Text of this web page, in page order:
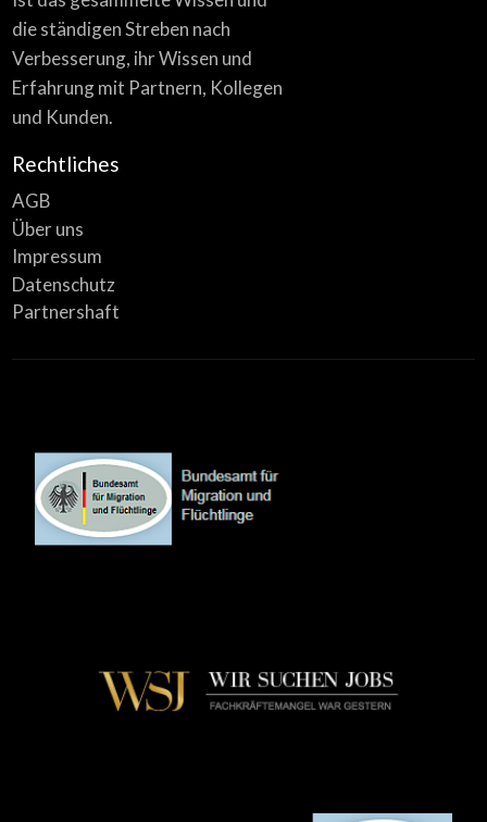
die ständigen Streben nach
Verbesserung, ihr Wissen und
Erfahrung mit Partnern, Kollegen
und Kunden.
Rechtliches
AGB
Über uns
Impressum
Datenschutz
Partnershaft